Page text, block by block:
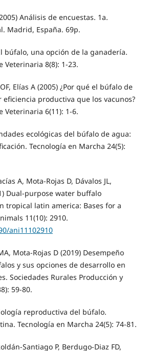
Análisis de encuestas. 1a.
Madrid, España. 69p.
búfalo, una opción de la ganadería.
Veterinaria 8(8): 1-23.
Elías A (2005) ¿Por qué el búfalo de
productiva que los vacunos?
Veterinaria 6(11): 1-6.
ecológicas del búfalo de agua:
Tecnología en Marcha 24(5):
A, Mota-Rojas D, Dávalos JL,
Dual-purpose water buffalo
tropical latin america: Bases for a
11(10): 2910.
ani11102910
Mota-Rojas D (2019) Desempeño
y sus opciones de desarrollo en
Sociedades Rurales Producción y
59-80.
reproductiva del búfalo.
Tecnología en Marcha 24(5): 74-81.
Santiago P, Berdugo-Diaz FD,